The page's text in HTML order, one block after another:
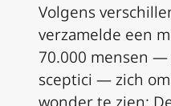
Volgens
verzamelde een
70.000 mensen —
sceptici — zich
wonder te zien: